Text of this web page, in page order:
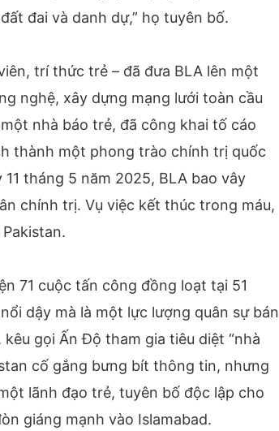
đai và danh dự,” họ tuyên bố.
trí thức trẻ – đã đưa BLA lên một
nghệ, xây dựng mạng lưới toàn cầu
nhà báo trẻ, đã công khai tố cáo
thành một phong trào chính trị quốc
tháng 5 năm 2025, BLA bao vây
chính trị. Vụ việc kết thúc trong máu,
71 cuộc tấn công đồng loạt tại 51
dậy mà là một lực lượng quân sự bán
gọi Ấn Độ tham gia tiêu diệt “nhà
cố gắng bưng bít thông tin, nhưng
lãnh đạo trẻ, tuyên bố độc lập cho
giáng mạnh vào Islamabad.